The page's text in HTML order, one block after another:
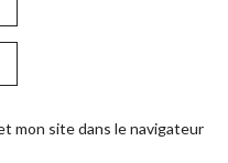
mon site dans le navigateur